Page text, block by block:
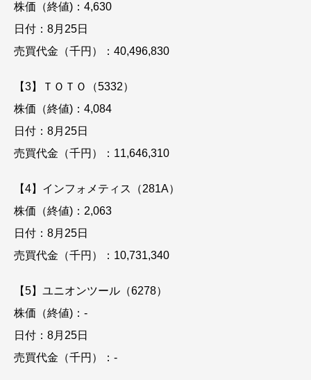
株価（終値)：4,630
日付：8月25日
売買代金（千円）：40,496,830
【3】ＴＯＴＯ（5332）
株価（終値)：4,084
日付：8月25日
売買代金（千円）：11,646,310
【4】インフォメティス（281A）
株価（終値)：2,063
日付：8月25日
売買代金（千円）：10,731,340
【5】ユニオンツール（6278）
株価（終値)：-
日付：8月25日
売買代金（千円）：-